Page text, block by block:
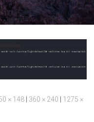
× 148 360 × 240
1275 ×